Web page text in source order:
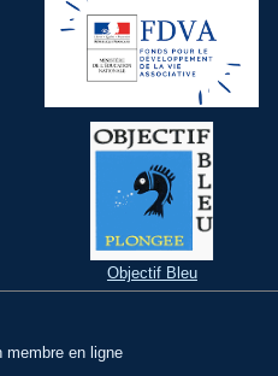
Objectif Bleu
membre en ligne